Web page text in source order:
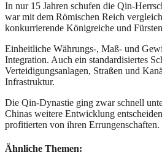
In nur 15 Jahren schufen die Qin-
war mit dem Römischen Reich
konkurrierende Königreiche und
Einheitliche Währungs-, Maß- und
Integration. Auch ein standardisiertes
Verteidigungsanlagen, Straßen und
Infrastruktur.
Die Qin-Dynastie ging zwar schnell
Chinas weitere Entwicklung
profitierten von ihren Errungenschaften.
Ähnliche Themen: